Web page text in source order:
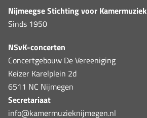
Nijmeegse Stichting voor Kamermuziek
Sinds 1950
NSvK-concerten
Concertgebouw De Vereeniging
Keizer Karelplein 2d
6511 NC Nijmegen
Secretariaat
info@kamermuzieknijmegen.nl